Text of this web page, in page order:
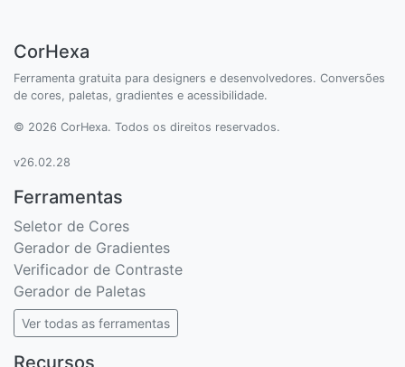
CorHexa
Ferramenta gratuita para designers e desenvolvedores. Conversões
de cores, paletas, gradientes e acessibilidade.
© 2026 CorHexa. Todos os direitos reservados.
v26.02.28
Ferramentas
Seletor de Cores
Gerador de Gradientes
Verificador de Contraste
Gerador de Paletas
Ver todas as ferramentas
Recursos